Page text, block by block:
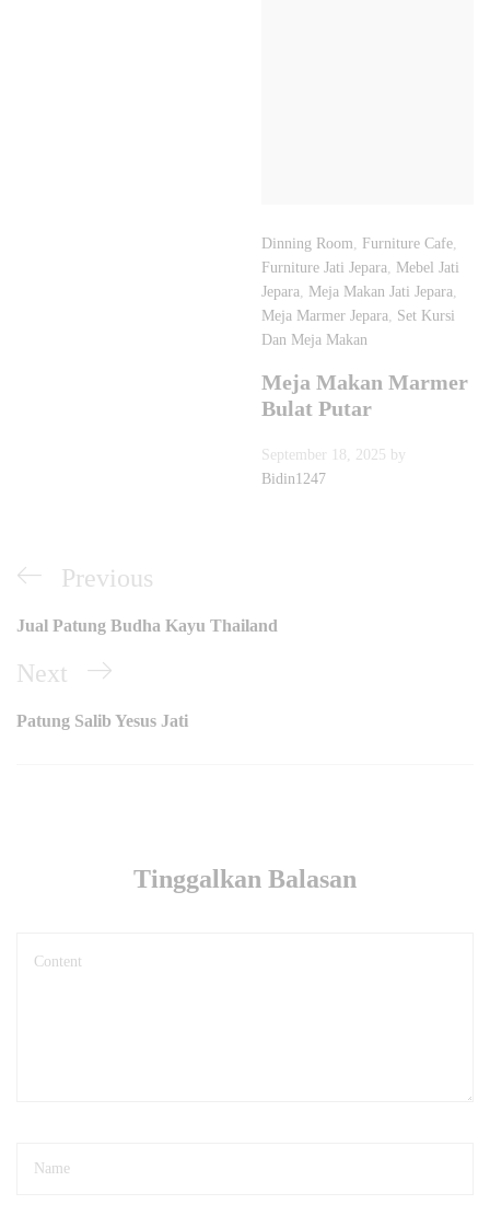
Dinning Room, Furniture Cafe,
Furniture Jati Jepara, Mebel Jati
Jepara, Meja Makan Jati Jepara,
Meja Marmer Jepara, Set Kursi
Dan Meja Makan
Meja Makan Marmer
Bulat Putar
September 18, 2025 by
Bidin1247
Navigasi
pos
Previous
Post
Previous
Jual Patung Budha Kayu Thailand
Next
Post
Next
Patung Salib Yesus Jati
Tinggalkan Balasan